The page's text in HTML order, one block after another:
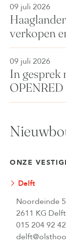
09 juli 2026
verkopen
09 juli 2026
In gesprek
OPENRED
ONZE
Delft
Noordeinde
2611 KG Delft
015 204 92 42